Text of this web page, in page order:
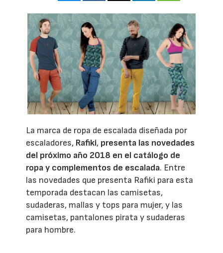
La marca de ropa de escalada diseñada por
escaladores, Rafiki, presenta las novedades
del próximo año 2018 en el catálogo de
ropa y complementos de escalada. Entre
las novedades que presenta Rafiki para esta
temporada destacan las camisetas,
sudaderas, mallas y tops para mujer, y las
camisetas, pantalones pirata y sudaderas
para hombre.